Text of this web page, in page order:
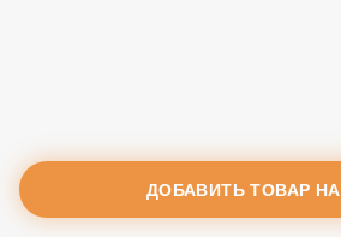
ДОБАВИТЬ ТОВАР НА